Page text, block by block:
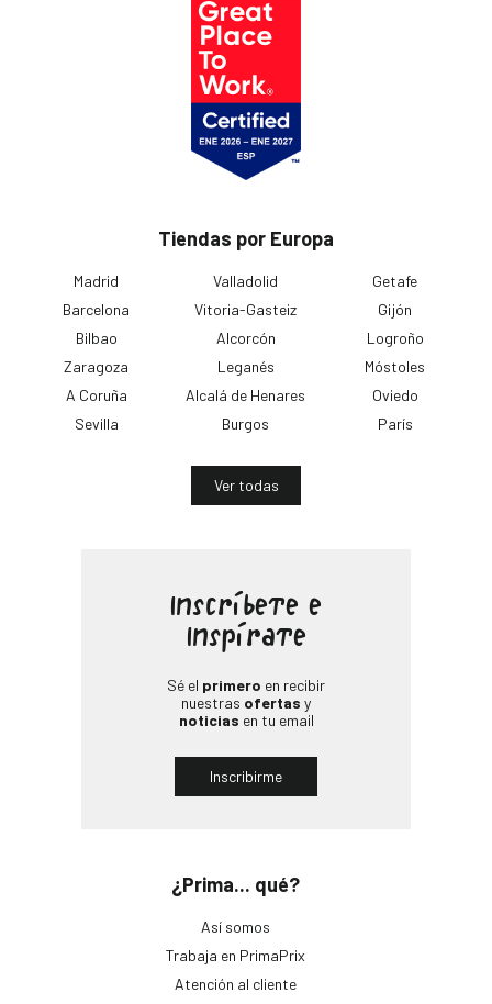
Tiendas por Europa
Madrid
Barcelona
Bilbao
Zaragoza
A Coruña
Sevilla
Valladolid
Vitoria-Gasteiz
Alcorcón
Leganés
Alcalá de Henares
Burgos
Getafe
Gijón
Logroño
Móstoles
Oviedo
París
Ver todas
¿Prima... qué?
Así somos
Trabaja en PrimaPrix
Atención al cliente
Inscríbete e
Inspírate
Sé el primero en recibir
nuestras ofertas y
noticias en tu email
Inscribirme